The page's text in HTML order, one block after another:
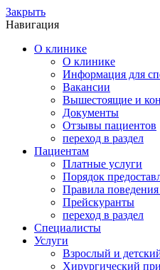
Закрыть
Навигация
О клинике
О клинике
Информация для
Вакансии
Вышестоящие и
Документы
Отзывы пациентов
переход в раздел
Пациентам
Платные услуги
Порядок
Правила
Прейскуранты
переход в раздел
Специалисты
Услуги
Взрослый и
Хирургический